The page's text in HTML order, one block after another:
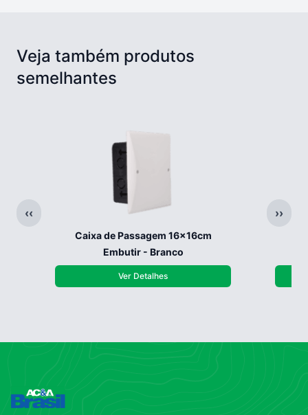
Veja também produtos
semelhantes
‹‹ ››
Caixa de Passagem 16x16cm
Embutir - Branco
Ver Detalhes